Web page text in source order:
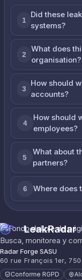
1
Did these
systems?
2
What does
organisation?
3
How should
accounts?
4
How should
employees?
5
What about
partners?
6 Where does
LeakRadar
Busca, monitorea y
Radar Forge SASU
60 rue François 1er,
Conforme RGPD